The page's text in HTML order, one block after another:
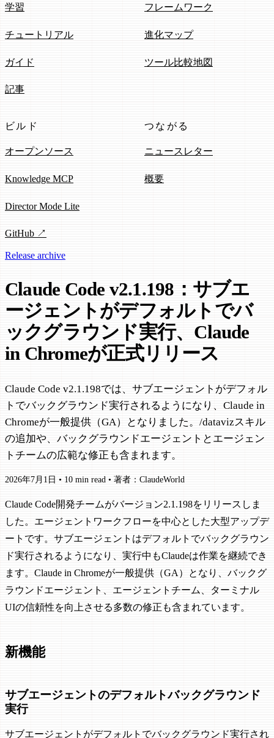
学習
チュートリアル
ガイド
記事
フレームワーク
進化マップ
ツール比較地図
ビルド
オープンソース
Knowledge MCP
Director Mode Lite
GitHub ↗
つながる
ニュースレター
概要
Release archive
Claude Code v2.1.198：サブエ
ージェントがデフォルトでバ
ックグラウンド実行、Claude
in Chromeが正式リリース
Claude Code v2.1.198では、サブエージェントがデフォル
トでバックグラウンド実行されるようになり、Claude in
Chromeが一般提供（GA）となりました。/datavizスキル
の追加や、バックグラウンドエージェントとエージェン
トチームの広範な修正も含まれます。
2026年7月1日 • 10 min read • 著者：ClaudeWorld
Claude Code開発チームがバージョン2.1.198をリリースしま
した。エージェントワークフローを中心とした大型アップデ
ートです。サブエージェントはデフォルトでバックグラウン
ド実行されるようになり、実行中もClaudeは作業を継続でき
ます。Claude in Chromeが一般提供（GA）となり、バックグ
ラウンドエージェント、エージェントチーム、ターミナル
UIの信頼性を向上させる多数の修正も含まれています。
新機能
サブエージェントのデフォルトバックグラウンド
実行
サブエージェントがデフォルトでバックグラウンド実行され